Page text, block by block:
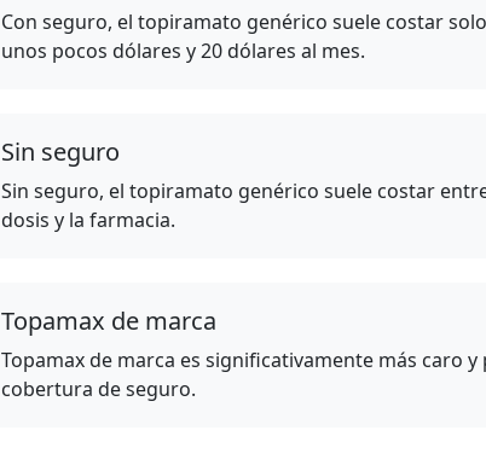
Con seguro, el topiramato genérico suele costar
unos pocos dólares y 20 dólares al mes.
Sin seguro
Sin seguro, el topiramato genérico suele costar
dosis y la farmacia.
Topamax de marca
Topamax de marca es significativamente más caro
cobertura de seguro.